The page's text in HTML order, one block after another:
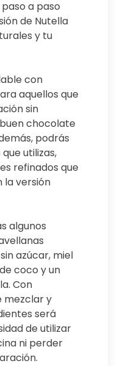
a paso
de Nutella
y tu
con
aquellos que
sin
chocolate
podrás
utilizas,
refinados que
la versión
algunos
azúcar, miel
coco y un
Con
mezclar y
será
de utilizar
ni perder